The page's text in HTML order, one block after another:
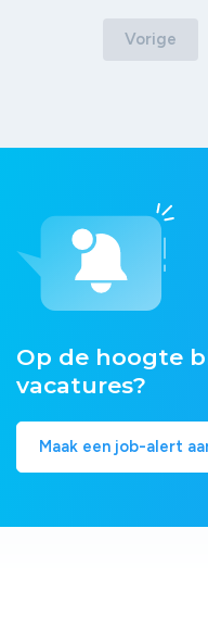
Vorige
Op de hoogte
vacatures?
Maak een job-alert